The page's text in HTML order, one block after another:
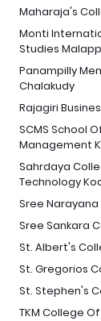
Maharaja's
Monti
Studies
Panampilly
Chalakudy
Rajagiri
SCMS School
Management
Sahrdaya
Technology
Sree
Sree Sankara
St. Albert's
St. Gregorios
St. Stephen's
TKM College